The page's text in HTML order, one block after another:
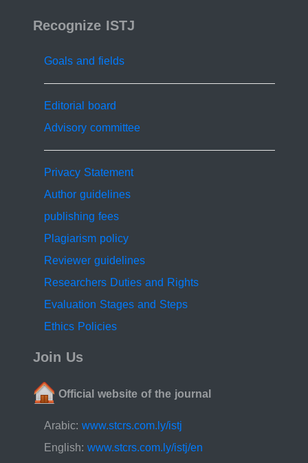
mean total length among the different age groups
(p<0.001), confirming that age is a crucial factor
influencing the size of this species. The von Bertalanffy
model was used to determine the growth parameters,
which included a theoretical age at zero length (t₀ =
-1.51 years), an asymptotic length (L∞ = 27.51 cm ),
and a growth coefficient ( K= 0.34year ⁻¹). These
findings provide a valuable baseline for understanding
the population dynamics of P. erythrinus in the region
and highlight the importance of localized data for
sustainable fisheries management. These results
promote sustainable fisheries management throughout
the Libya coast and advance our knowledge of
Pagellus erythrinus population dynamics.............
Keywords:........... Pagellus erythrinus, Age Estimation,
scales, Growth Pattern, von Bertalanffy model, Eastern
Libya.
ISSN 2519-9854
Recognize ISTJ
Goals and fields
Editorial board
Advisory committee
Privacy Statement
Author guidelines
publishing fees
Plagiarism policy
Reviewer guidelines
Researchers Duties and Rights
Evaluation Stages and Steps
Ethics Policies
Join Us
Official website of the journal
Arabic:www.stcrs.com.ly/istj
English:www.stcrs.com.ly/istj/en